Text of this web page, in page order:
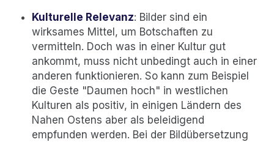
Kulturelle Relevanz: Bilder sind ein
wirksames Mittel, um Botschaften zu
vermitteln. Doch was in einer Kultur gut
ankommt, muss nicht unbedingt auch in einer
anderen funktionieren. So kann zum Beispiel
die Geste "Daumen hoch" in westlichen
Kulturen als positiv, in einigen Ländern des
Nahen Ostens aber als beleidigend
empfunden werden. Bei der Bildübersetzung